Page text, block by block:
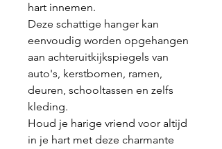
hart innemen.
Deze schattige hanger kan
eenvoudig worden opgehangen
aan achteruitkijkspiegels van
auto's, kerstbomen, ramen,
deuren, schooltassen en zelfs
kleding.
Houd je harige vriend voor altijd
in je hart met deze charmante